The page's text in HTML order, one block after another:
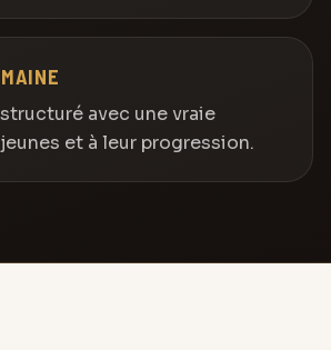
avec une vraie
et à leur progression.